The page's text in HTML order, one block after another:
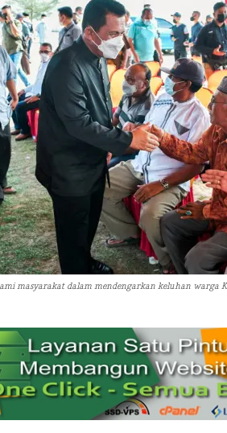
masyarakat dalam mendengarkan keluhan warga